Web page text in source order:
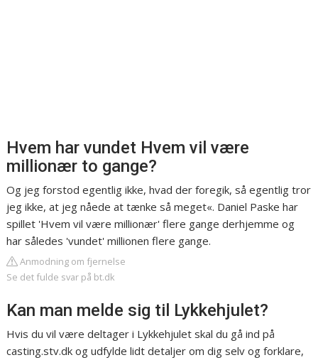
Hvem har vundet Hvem vil være
millionær to gange?
Og jeg forstod egentlig ikke, hvad der foregik, så egentlig tror
jeg ikke, at jeg nåede at tænke så meget«. Daniel Paske har
spillet 'Hvem vil være millionær' flere gange derhjemme og
har således 'vundet' millionen flere gange.
Anmodning om fjernelse
Se det fulde svar på bt.dk
Kan man melde sig til Lykkehjulet?
Hvis du vil være deltager i Lykkehjulet skal du gå ind på
casting.stv.dk og udfylde lidt detaljer om dig selv og forklare,